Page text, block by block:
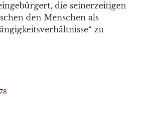
die seinerzeitigen
den Menschen als
zu